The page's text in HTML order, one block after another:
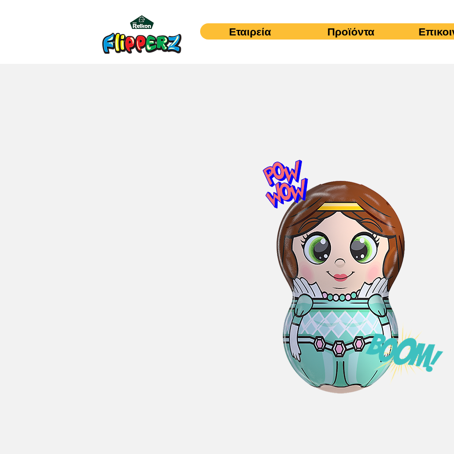
Εταιρεία Προϊόντα